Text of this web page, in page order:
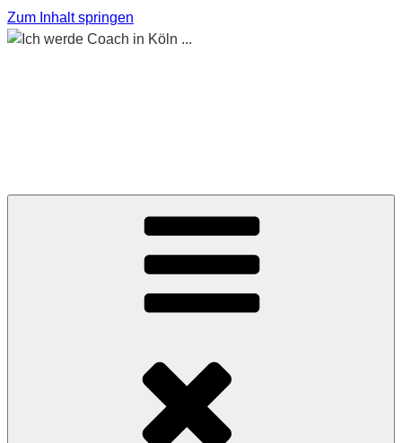
Zum Inhalt springen